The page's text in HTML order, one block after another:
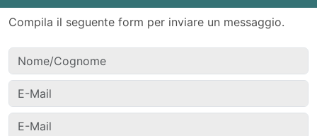
Compila il seguente form per inviare un messaggio.